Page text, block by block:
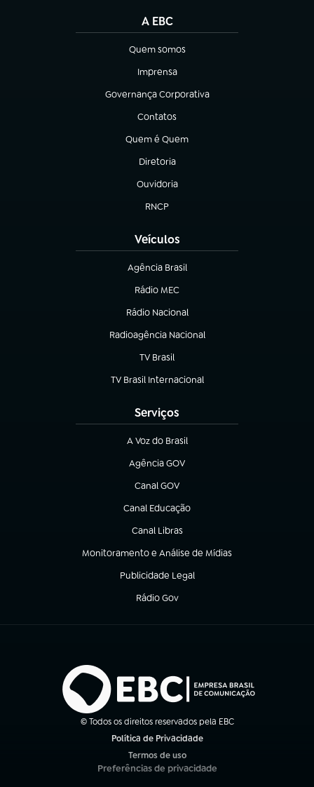
A EBC
Quem somos
(abre em nova aba)
Imprensa
(abre em nova aba)
Governança Corporativa
(abre em nova aba)
Contatos
(abre em nova aba)
Quem é Quem
(abre em nova aba)
Diretoria
(abre em nova aba)
Ouvidoria
(abre em nova aba)
RNCP
(abre em nova aba)
Veículos
Agência Brasil
(abre em nova aba)
Rádio MEC
(abre em nova aba)
Rádio Nacional
Radioagência Nacional
(abre em nova aba)
TV Brasil
(abre em nova aba)
TV Brasil Internacional
(abre em nova aba)
Serviços
A Voz do Brasil
(abre em nova aba)
Agência GOV
(abre em nova aba)
Canal GOV
(abre em nova aba)
Canal Educação
(abre em nova aba)
Canal Libras
(abre em nova aba)
Monitoramento e Análise de Mídias
(abre em nova aba)
Publicidade Legal
(abre em nova aba)
Rádio Gov
(abre em nova aba)
© Todos os direitos reservados pela EBC
Política de Privacidade
Termos de uso
(abre em nova aba)
Preferências de privacidade